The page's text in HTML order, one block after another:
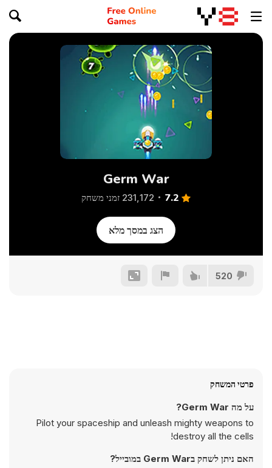
Germ War
7.2 231,172 זמני משחק
הצג במסך מלא
520
פרטי המשחק
על מה Germ War?
Pilot your spaceship and unleash mighty weapons to
destroy all the cells!
האם ניתן לשחק בGerm War במובייל?